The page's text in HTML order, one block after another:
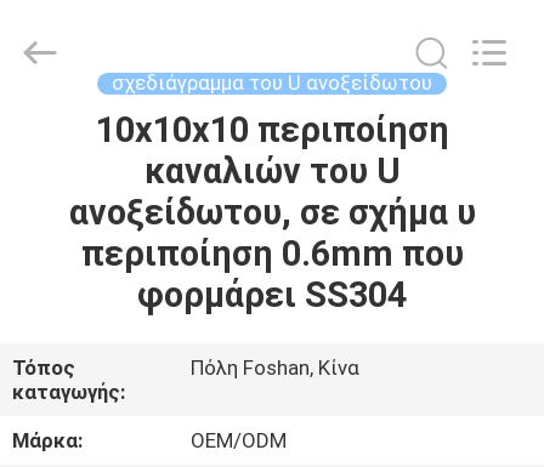
ΠΡΟΪΌΝΤΑ
ΠΕΡΊΠΟΥ
ΓΎΡΟΣ
ΕΡΓΟΣΤΑΣΊΩΝ
Metal
Products.,ltd.
σχεδιάγραμμα του U ανοξείδωτου
10x10x10 περιποίηση
καναλιών του U
ανοξείδωτου, σε σχήμα υ
περιποίηση 0.6mm που
φορμάρει SS304
Τόπος
καταγωγής:
Πόλη Foshan, Κίνα
Μάρκα:
OEM/ODM